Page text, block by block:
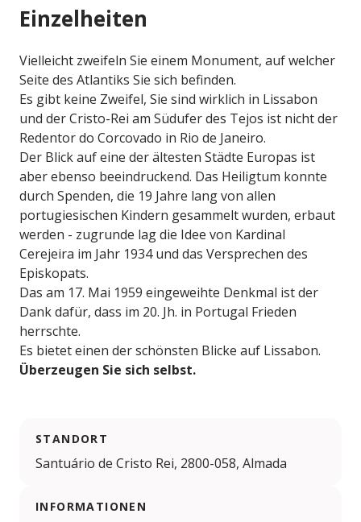
Einzelheiten
Vielleicht zweifeln Sie einem Monument, auf welcher
Seite des Atlantiks Sie sich befinden.
Es gibt keine Zweifel, Sie sind wirklich in Lissabon
und der Cristo-Rei am Südufer des Tejos ist nicht der
Redentor do Corcovado in Rio de Janeiro.
Der Blick auf eine der ältesten Städte Europas ist
aber ebenso beeindruckend. Das Heiligtum konnte
durch Spenden, die 19 Jahre lang von allen
portugiesischen Kindern gesammelt wurden, erbaut
werden - zugrunde lag die Idee von Kardinal
Cerejeira im Jahr 1934 und das Versprechen des
Episkopats.
Das am 17. Mai 1959 eingeweihte Denkmal ist der
Dank dafür, dass im 20. Jh. in Portugal Frieden
herrschte.
Es bietet einen der schönsten Blicke auf Lissabon.
Überzeugen Sie sich selbst.
STANDORT
Santuário de Cristo Rei, 2800-058, Almada
INFORMATIONEN